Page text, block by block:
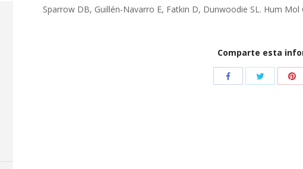
Sparrow DB, Guillén-Navarro E, Fatkin D, Dunwoodie SL. Hum
Comparte esta